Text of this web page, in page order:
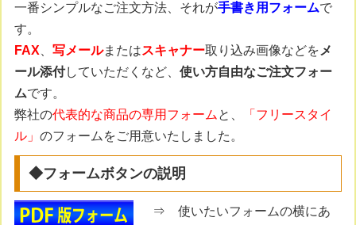
一番シンプルなご注文方法、それが手書き用フォームで
す。
FAX 、写メールまたはスキャナー取り込み画像などを メ
ール添付していただくなど、使い方自由なご注文フォー
ムです。
弊社の代表的な商品の専用フォーム と、
「フリースタイ
ル」のフォームをご用意いたしました。
◆フォームボタンの説明
⇒ 使いたいフォームの横にあ